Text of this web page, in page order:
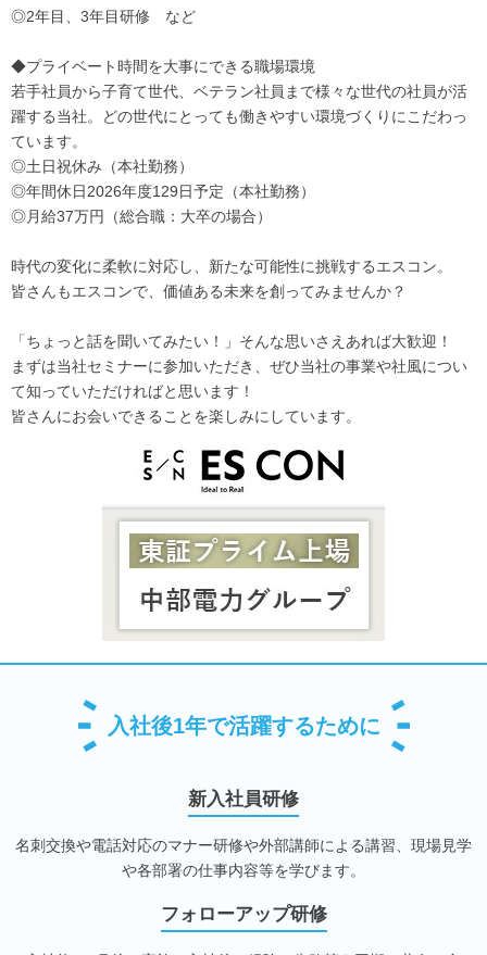
◎2年目、3年目研修 など
◆プライベート時間を大事にできる職場環境
若手社員から子育て世代、ベテラン社員まで様々な世代の社員が活
躍する当社。どの世代にとっても働きやすい環境づくりにこだわっ
ています。
◎土日祝休み（本社勤務）
◎年間休日2026年度129日予定（本社勤務）
◎月給37万円（総合職：大卒の場合）
時代の変化に柔軟に対応し、新たな可能性に挑戦するエスコン。
皆さんもエスコンで、価値ある未来を創ってみませんか？
「ちょっと話を聞いてみたい！」そんな思いさえあれば大歓迎！
まずは当社セミナーに参加いただき、ぜひ当社の事業や社風につい
て知っていただければと思います！
皆さんにお会いできることを楽しみにしています。
入社後1年で活躍するために
新入社員研修
名刺交換や電話対応のマナー研修や外部講師による講習、現場見学
や各部署の仕事内容等を学びます。
フォローアップ研修